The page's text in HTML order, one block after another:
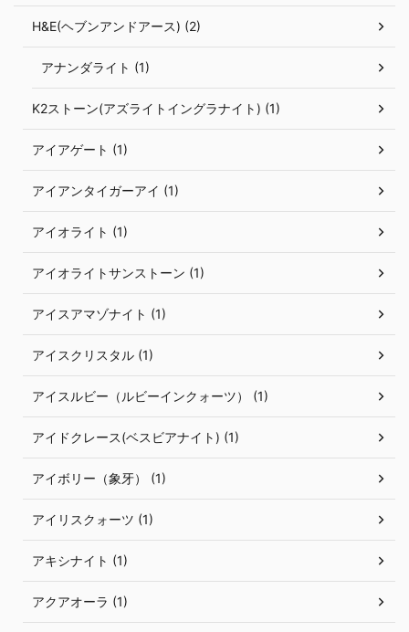
H&E(ヘブンアンドアース) (2)
アナンダライト (1)
K2ストーン(アズライトイングラナイト) (1)
アイアゲート (1)
アイアンタイガーアイ (1)
アイオライト (1)
アイオライトサンストーン (1)
アイスアマゾナイト (1)
アイスクリスタル (1)
アイスルビー（ルビーインクォーツ） (1)
アイドクレース(ベスビアナイト) (1)
アイボリー（象牙） (1)
アイリスクォーツ (1)
アキシナイト (1)
アクアオーラ (1)